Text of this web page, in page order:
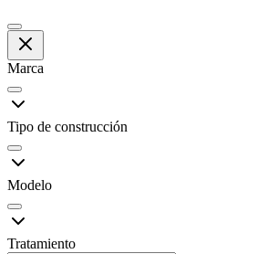
Marca
Tipo de construcción
Modelo
Tratamiento